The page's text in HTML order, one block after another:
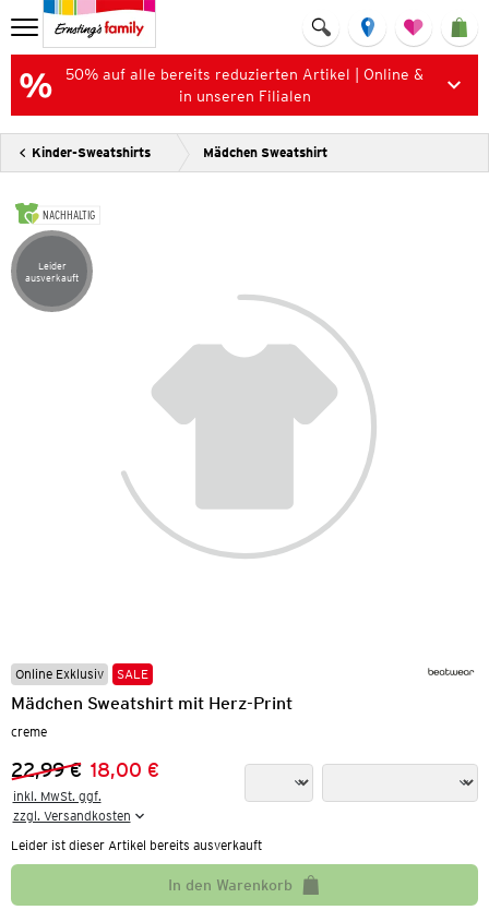
50% auf alle bereits reduzierten Artikel | Online &
in unseren Filialen
Kinder-Sweatshirts Mädchen Sweatshirt
NACHHALTIG
Artikel leider ausverkauft
Leider
ausverkauft
Online Exklusiv SALE
Mädchen Sweatshirt mit Herz-Print
creme
Vorheriger Preis:
22,99 €
Neuer Preis:18,00 €
inkl. MwSt. ggf.
zzgl. Versandkosten
Leider ist dieser Artikel bereits ausverkauft
In den Warenkorb